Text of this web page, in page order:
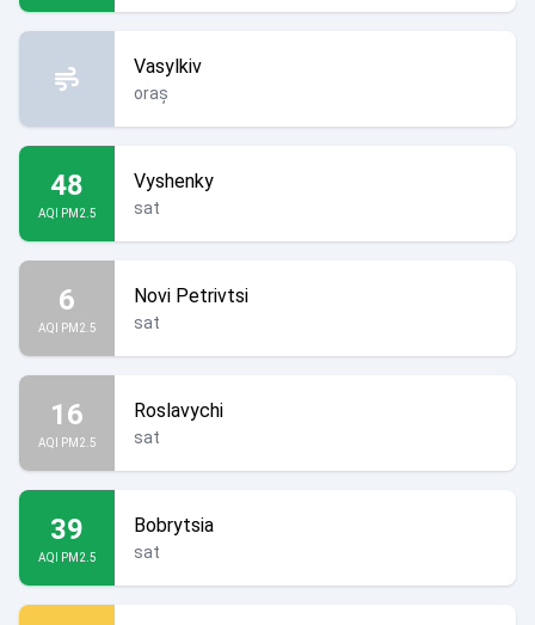
Vasylkiv
oraș
48
AQI PM2.5
Vyshenky
sat
6
AQI PM2.5
Novi Petrivtsi
sat
16
AQI PM2.5
Roslavychi
sat
39
AQI PM2.5
Bobrytsia
sat